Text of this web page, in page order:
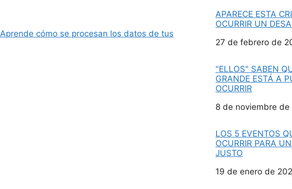
Aprende cómo se procesan los datos de tus
APARECE ESTA
OCURRIR UN
Fecha
27 de febrero de
"ELLOS" SABEN
GRANDE ESTÁ A
OCURRIR
Fecha
8 de noviembre de
LOS 5 EVENTOS
OCURRIR PARA
JUSTO
Fecha
19 de enero de